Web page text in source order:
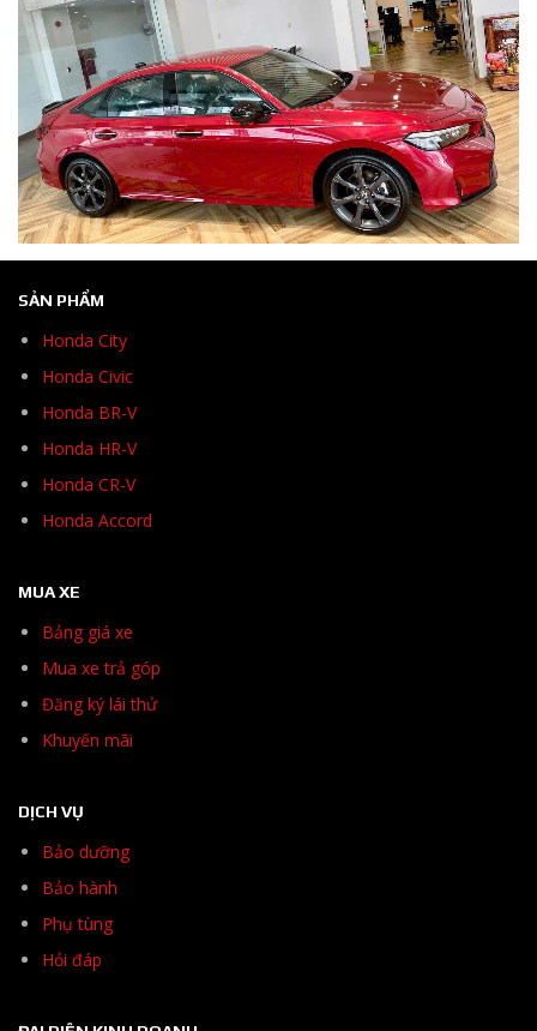
SẢN PHẨM
Honda City
Honda Civic
Honda BR-V
Honda HR-V
Honda CR-V
Honda Accord
MUA XE
Bảng giá xe
Mua xe trả góp
Đăng ký lái thử
Khuyến mãi
DỊCH VỤ
Bảo dưỡng
Bảo hành
Phụ tùng
Hỏi đáp